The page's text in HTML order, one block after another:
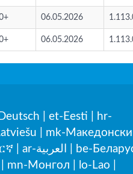
06.05.2026
06.05.2026
et-Eesti
hr-
mk-Македонски
ar-العربية
be-
mn-Монгол lo-Lao